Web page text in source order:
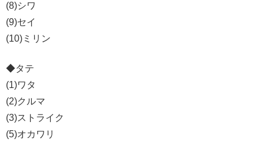
(8)シワ
(9)セイ
(10)ミリン
◆タテ
(1)ワタ
(2)クルマ
(3)ストライク
(5)オカワリ